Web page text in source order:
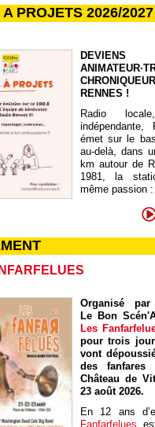
PROJETS 2026/2027
DEVIENS
RENNES !
Radio
indépendante,
émet sur le
au-delà, dans
km autour de
1981, la
même passion
Organisé par
Le Bon
Les
pour trois
vont
des
Château de
23 août 2026.
En 12 ans
Fanfarfelues